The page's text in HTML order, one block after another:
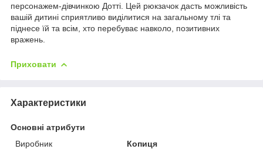
персонажем-дівчинкою Дотті. Цей рюкзачок дасть можливість
вашій дитині сприятливо виділитися на загальному тлі та
піднесе їй та всім, хто перебуває навколо, позитивних
вражень.
Приховати
Характеристики
Основні атрибути
Виробник
Копиця